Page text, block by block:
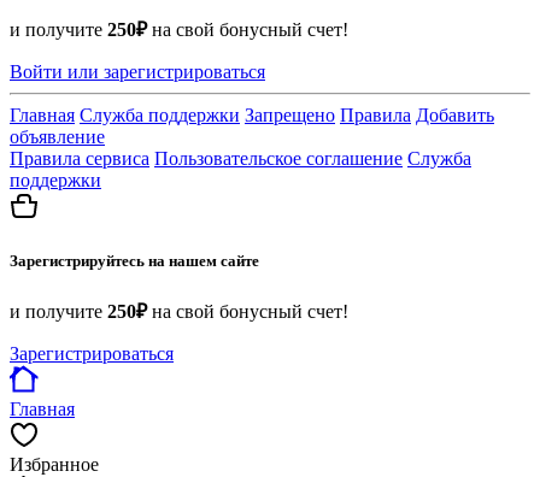
и получите 250₽на свой бонусный счет!
Войти или зарегистрироваться
Главная Служба поддержки Запрещено Правила Добавить
объявление
Правила сервиса Пользовательское соглашение Служба
поддержки
Зарегистрируйтесь на нашем сайте
и получите 250₽на свой бонусный счет!
Зарегистрироваться
Главная
Избранное